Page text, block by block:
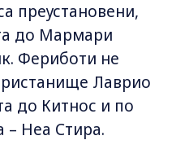
преустановени,
до Мармари
Фериботи не
Лаврио
до Китнос и по
Неа Стира.